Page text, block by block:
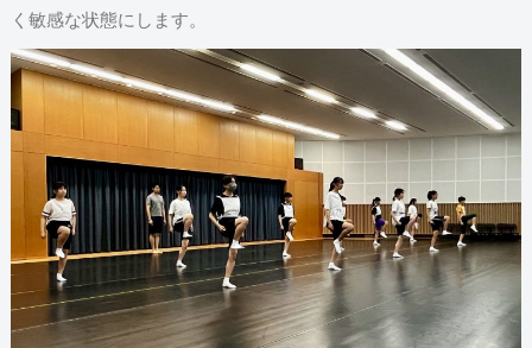
く敏感な状態にします。